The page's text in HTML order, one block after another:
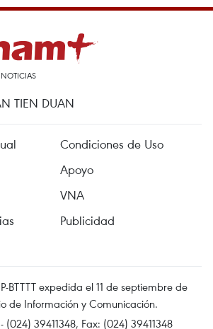
TIEN DUAN
Condiciones de Uso
Apoyo
VNA
Publicidad
BTTTT expedida el 11 de septiembre de
de Información y Comunicación.
(024) 39411348, Fax: (024) 39411348